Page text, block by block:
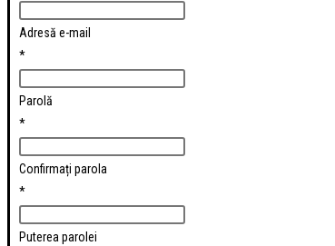
Adresă e-mail
*
Parolă
*
Confirmați parola
*
Puterea parolei